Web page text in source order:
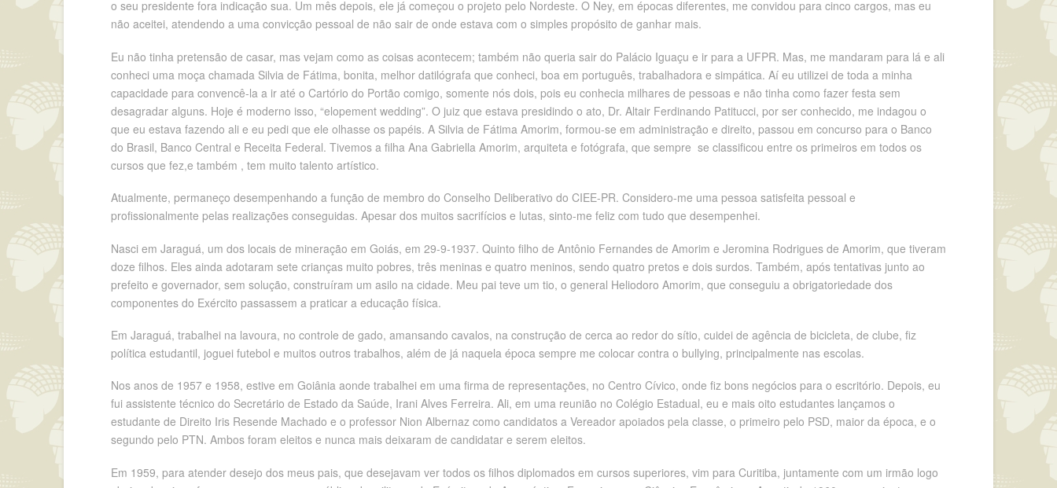
o seu presidente fora indicação sua. Um mês depois, ele já começou o projeto pelo Nordeste. O Ney, em épocas diferentes, me convidou para cinco cargos, mas eu
não aceitei, atendendo a uma convicção pessoal de não sair de onde estava com o simples propósito de ganhar mais.
Eu não tinha pretensão de casar, mas vejam como as coisas acontecem; também não queria sair do Palácio Iguaçu e ir para a UFPR. Mas, me mandaram para lá e ali
conheci uma moça chamada Silvia de Fátima, bonita, melhor datilógrafa que conheci, boa em português, trabalhadora e simpática. Aí eu utilizei de toda a minha
capacidade para convencê-la a ir até o Cartório do Portão comigo, somente nós dois, pois eu conhecia milhares de pessoas e não tinha como fazer festa sem
desagradar alguns. Hoje é moderno isso, “elopement wedding”. O juiz que estava presidindo o ato, Dr. Altair Ferdinando Patitucci, por ser conhecido, me indagou o
que eu estava fazendo ali e eu pedi que ele olhasse os papéis. A Silvia de Fátima Amorim, formou-se em administração e direito, passou em concurso para o Banco
do Brasil, Banco Central e Receita Federal. Tivemos a filha Ana Gabriella Amorim, arquiteta e fotógrafa, que sempre se classificou entre os primeiros em todos os
cursos que fez,e também , tem muito talento artístico.
Atualmente, permaneço desempenhando a função de membro do Conselho Deliberativo do CIEE-PR. Considero-me uma pessoa satisfeita pessoal e
profissionalmente pelas realizações conseguidas. Apesar dos muitos sacrifícios e lutas, sinto-me feliz com tudo que desempenhei.
Nasci em Jaraguá, um dos locais de mineração em Goiás, em 29-9-1937. Quinto filho de Antônio Fernandes de Amorim e Jeromina Rodrigues de Amorim, que tiveram
doze filhos. Eles ainda adotaram sete crianças muito pobres, três meninas e quatro meninos, sendo quatro pretos e dois surdos. Também, após tentativas junto ao
prefeito e governador, sem solução, construíram um asilo na cidade. Meu pai teve um tio, o general Heliodoro Amorim, que conseguiu a obrigatoriedade dos
componentes do Exército passassem a praticar a educação física.
Em Jaraguá, trabalhei na lavoura, no controle de gado, amansando cavalos, na construção de cerca ao redor do sítio, cuidei de agência de bicicleta, de clube, fiz
política estudantil, joguei futebol e muitos outros trabalhos, além de já naquela época sempre me colocar contra o bullying, principalmente nas escolas.
Nos anos de 1957 e 1958, estive em Goiânia aonde trabalhei em uma firma de representações, no Centro Cívico, onde fiz bons negócios para o escritório. Depois, eu
fui assistente técnico do Secretário de Estado da Saúde, Irani Alves Ferreira. Ali, em uma reunião no Colégio Estadual, eu e mais oito estudantes lançamos o
estudante de Direito Iris Resende Machado e o professor Nion Albernaz como candidatos a Vereador apoiados pela classe, o primeiro pelo PSD, maior da época, e o
segundo pelo PTN. Ambos foram eleitos e nunca mais deixaram de candidatar e serem eleitos.
Em 1959, para atender desejo dos meus pais, que desejavam ver todos os filhos diplomados em cursos superiores, vim para Curitiba, juntamente com um irmão logo